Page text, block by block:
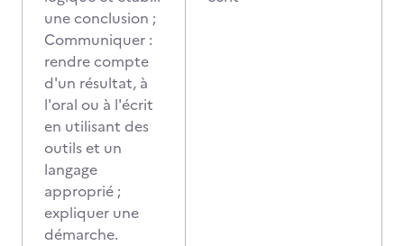
une conclusion ;
Communiquer :
rendre compte
d'un résultat, à
l'oral ou à l'écrit
en utilisant des
outils et un
langage
approprié ;
expliquer une
démarche.